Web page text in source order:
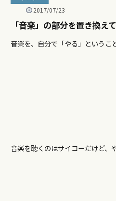
2017/07/23
「音楽」の部分を置き換え
音楽を、自分で「やる」というこ
音楽を聴くのはサイコーだけど、